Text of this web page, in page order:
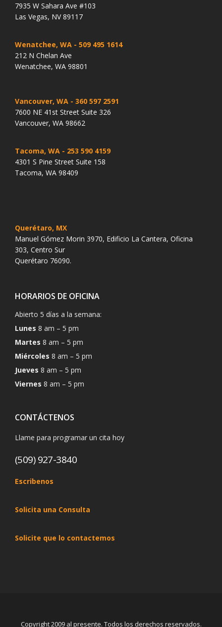
7935 W Sahara Ave #103
Las Vegas, NV 89117
Wenatchee, WA - 509 495 1614
212 N Chelan Ave
Wenatchee, WA 98801
Vancouver, WA - 360 597 2591
7600 NE 41st Street Suite 326
Vancouver, WA 98662
Tacoma, WA - 253 590 4159
4301 S Pine Street Suite 158
Tacoma, WA 98409
Querétaro, MX
Manuel Gómez Morin 3970, Edificio La Cantera, Oficina
303, Centro Sur
Querétaro 76090.
HORARIOS DE OFICINA
Abierto 5 días a la semana:
Lunes 8 am – 5 pm
Martes 8 am – 5 pm
Miércoles 8 am – 5 pm
Jueves 8 am – 5 pm
Viernes 8 am – 5 pm
CONTÁCTENOS
Llame para programar un cita hoy
(509) 927-3840
Escribenos
Solicita una Consulta
Solicite que lo contactemos
Copyright 2009 al presente. Todos los derechos reservados.